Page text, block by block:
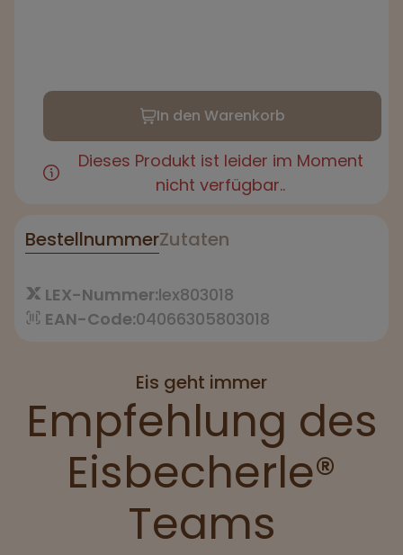
In den Warenkorb
Dieses Produkt ist leider im Moment
nicht verfügbar..
BestellnummerZutaten
LEX-Nummer:lex803018
EAN-Code:04066305803018
Eis geht immer
Empfehlung des
Eisbecherle®
Teams